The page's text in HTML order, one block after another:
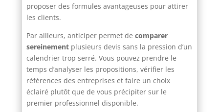
proposer des formules avantageuses pour attirer
les clients.
Par ailleurs, anticiper permet de comparer
sereinementplusieurs devis sans la pression d’un
calendrier trop serré. Vous pouvez prendre le
temps d’analyser les propositions, vérifier les
références des entreprises et faire un choix
éclairé plutôt que de vous précipiter sur le
premier professionnel disponible.